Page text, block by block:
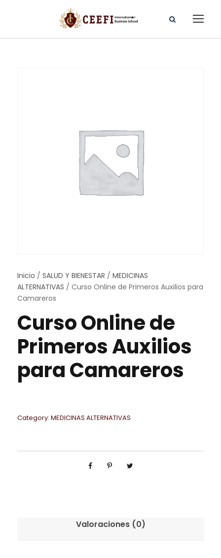
Inicio / SALUD Y BIENESTAR / MEDICINAS
ALTERNATIVAS / Curso Online de Primeros Auxilios para
Camareros
Curso Online de
Primeros Auxilios
para Camareros
Category: MEDICINAS ALTERNATIVAS
Valoraciones (0)